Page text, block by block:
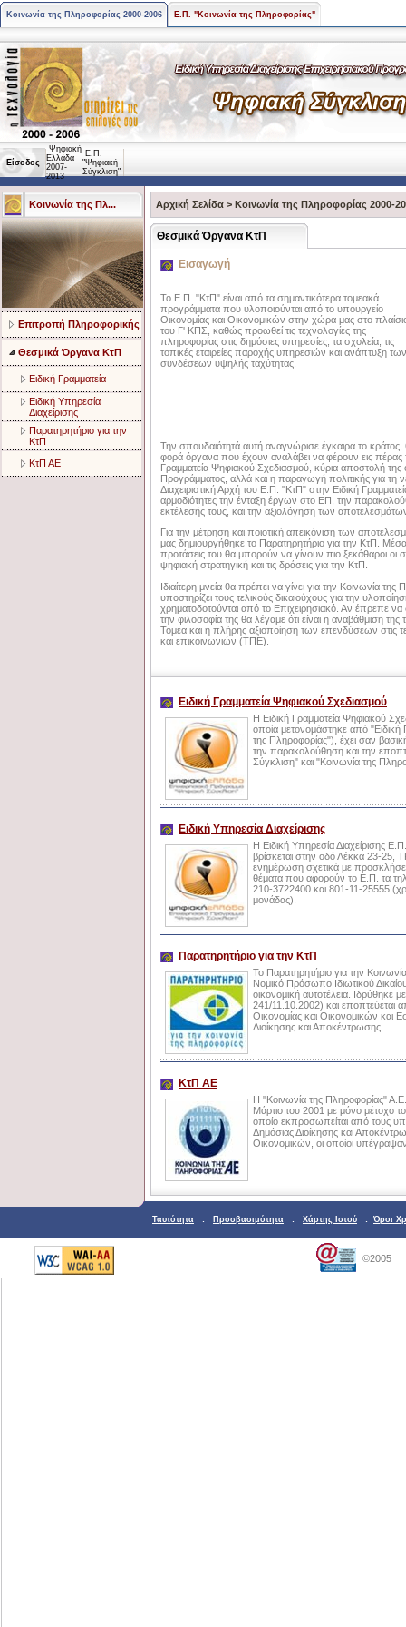
Κοινωνία της Πληροφορίας 2000-2006 Ε.Π. "Κοινωνία της Πληροφορίας"
Είσοδος
Ψηφιακή
Ελλάδα
2007-
2013
Ε.Π.
"Ψηφιακή
Σύγκλιση"
Κοινωνία της Πλ...
Επιτροπή Πληροφορικής
Θεσμικά Όργανα ΚτΠ
Ειδική Γραμματεία
Ειδική Υπηρεσία
Διαχείρισης
Παρατηρητήριο για την
ΚτΠ
ΚτΠ ΑΕ
Αρχική Σελίδα > Κοινωνία της Πληροφορίας 2000-
Θεσμικά Όργανα ΚτΠ
Εισαγωγή
Το Ε.Π. "ΚτΠ" είναι από τα σημαντικότερα τομεακά
προγράμματα που υλοποιούνται από το υπουργείο
Οικονομίας και Οικονομικών στην χώρα μας στο
του Γ' ΚΠΣ, καθώς προωθεί τις τεχνολογίες της
πληροφορίας στις δημόσιες υπηρεσίες, τα σχολεία, τις
τοπικές εταιρείες παροχής υπηρεσιών και ανάπτυξη των
συνδέσεων υψηλής ταχύτητας.
Την σπουδαιότητά αυτή αναγνώρισε έγκαιρα το
φορά όργανα που έχουν αναλάβει να φέρουν εις
Γραμματεία Ψηφιακού Σχεδιασμού, κύρια αποστολή της
Προγράμματος, αλλά και η παραγωγή πολιτικής για τη
Διαχειριστική Αρχή του Ε.Π. "ΚτΠ" στην Ειδική
αρμοδιότητες την ένταξη έργων στο ΕΠ, την
εκτέλεσής τους, και την αξιολόγηση των
Για την μέτρηση και ποιοτική απεικόνιση των
μας δημιουργήθηκε το Παρατηρητήριο για την ΚτΠ. Μέσα
προτάσεις του θα μπορούν να γίνουν πιο ξεκάθαροι οι
ψηφιακή στρατηγική και τις δράσεις για την ΚτΠ.
Ιδιαίτερη μνεία θα πρέπει να γίνει για την Κοινωνία
υποστηρίζει τους τελικούς δικαιούχους για την
χρηματοδοτούνται από το Επιχειρησιακό. Αν έπρεπε
την φιλοσοφία της θα λέγαμε ότι είναι η αναβάθμιση
Τομέα και η πλήρης αξιοποίηση των επενδύσεων στις
και επικοινωνιών (ΤΠΕ).
Ειδική Γραμματεία Ψηφιακού Σχεδιασμού
Η Ειδική Γραμματεία Ψηφιακού
οποία μετονομάστηκε από "Ειδική
της Πληροφορίας"), έχει σαν
την παρακολούθηση και την
Σύγκλιση" και "Κοινωνία της
Ειδική Υπηρεσία Διαχείρισης
Η Ειδική Υπηρεσία Διαχείρισης
βρίσκεται στην οδό Λέκκα 23-25,
ενημέρωση σχετικά με
θέματα που αφορούν το Ε.Π. τα
210-3722400 και 801-11-25555
μονάδας).
Παρατηρητήριο για την ΚτΠ
Το Παρατηρητήριο για την
Νομικό Πρόσωπο Ιδιωτικού
οικονομική αυτοτέλεια.
241/11.10.2002) και εποπτεύεται
Οικονομίας και Οικονομικών και
Διοίκησης και Αποκέντρωσης
ΚτΠ ΑΕ
Η "Κοινωνία της Πληροφορίας"
Μάρτιο του 2001 με μόνο μέτοχο
οποίο εκπροσωπείται από τους
Δημόσιας Διοίκησης και
Οικονομικών, οι οποίοι
Ταυτότητα : Προσβασιμότητα : Χάρτης Ιστού : Όροι
©2005